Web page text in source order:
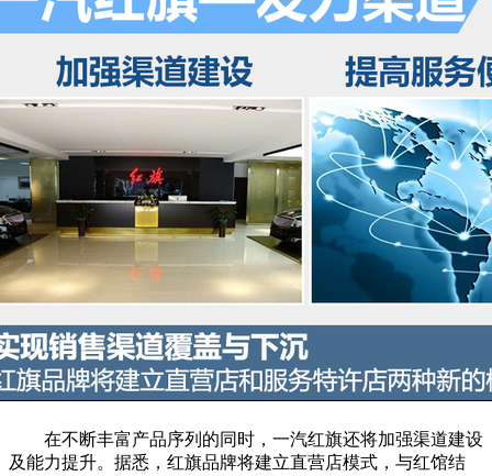
在不断丰富产品序列的同时，一汽红旗还将加强渠道建设
及能力提升。据悉，红旗品牌将建立直营店模式，与红馆结